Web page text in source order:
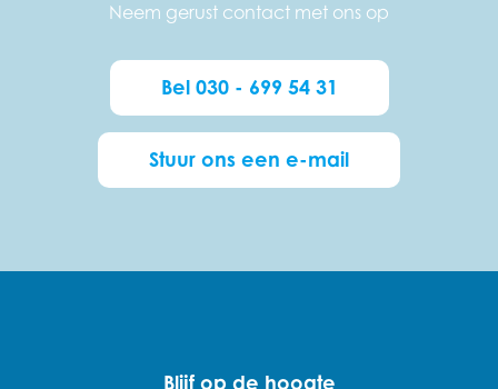
Neem gerust contact met ons op
Bel 030 - 699 54 31
Stuur ons een e-mail
Blijf op de hoogte